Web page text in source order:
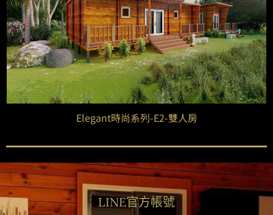
Elegant時尚系列-E2-雙人房
LINE官方帳號